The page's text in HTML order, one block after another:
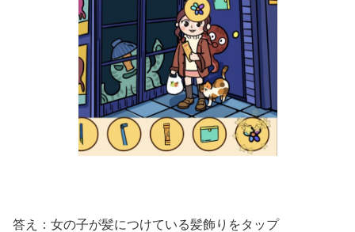
答え：女の子が髪につけている髪飾りをタップ